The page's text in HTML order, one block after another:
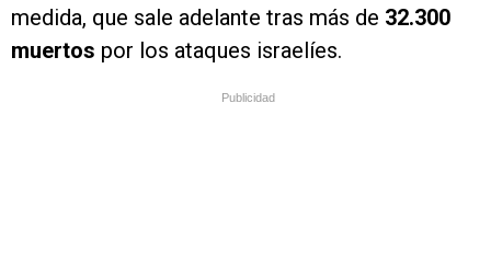
medida, que sale adelante tras más de 32.300
muertos por los ataques israelíes.
Publicidad